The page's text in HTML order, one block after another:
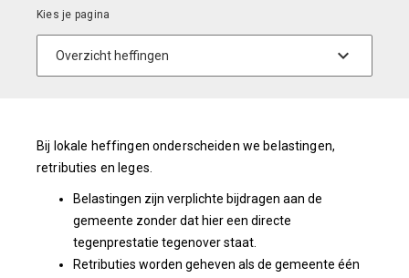
Bij lokale heffingen onderscheiden we belastingen,
retributies en leges.
Belastingen zijn verplichte bijdragen aan de
gemeente zonder dat hier een directe
tegenprestatie tegenover staat.
Retributies worden geheven als de gemeente één